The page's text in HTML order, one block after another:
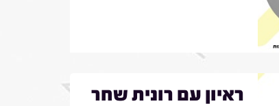
ראיון עם רונית שחר